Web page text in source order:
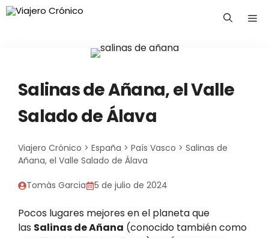
Saltar
Salinas de Añana, el Valle
Salado de Álava
Viajero Crónico > España > País Vasco > Salinas de
Añana, el Valle Salado de Álava
Tomàs Garcia 5 de julio de 2024
Pocos lugares mejores en el planeta que
las Salinas de Añana (conocido también como